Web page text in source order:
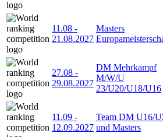
11.08 -
21.08.2027
Masters
27.08 -
29.08.2027
DM Mehrkampf
M/W/U
23/U20/U18/U16
11.09 -
12.09.2027
Team DM U16/
und Masters